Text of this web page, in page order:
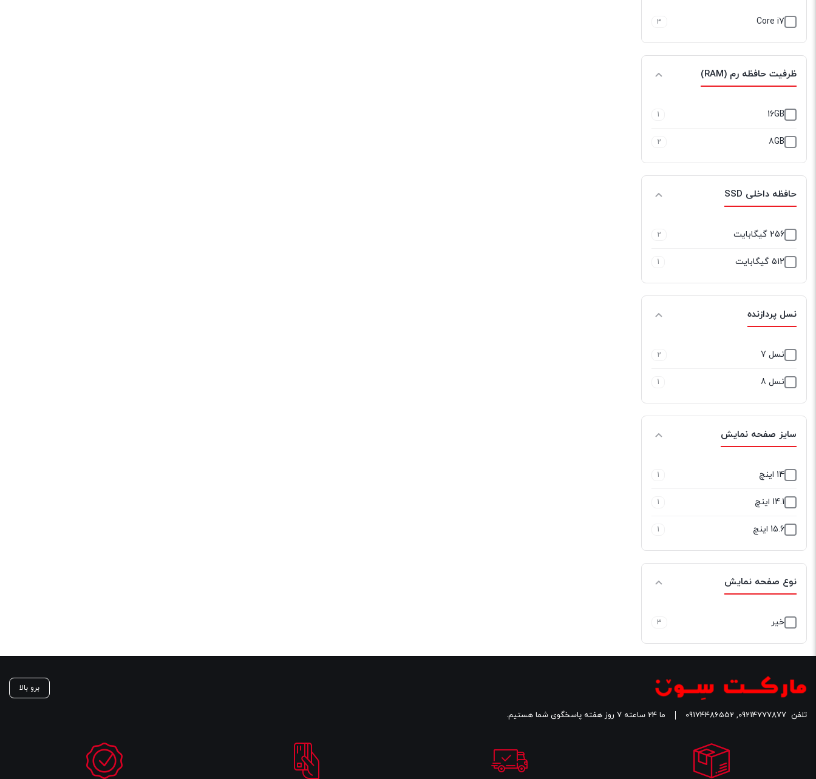
Core i7
3
ظرفیت حافظه رم (RAM)
16GB
1
8GB
2
حافظه داخلی SSD
256 گیگابایت 2
512 گیگابایت 1
نسل پردازنده
نسل 7 2
نسل 8 1
سایز صفحه نمایش
14 اینچ 1
14.1 اینچ 1
15.6 اینچ 1
نوع صفحه نمایش
خیر 3
برو بالا
تلفن 09214777877
,
09174486552 ما 24 ساعته 7 روز هفته پاسخگوی شما هستیم.